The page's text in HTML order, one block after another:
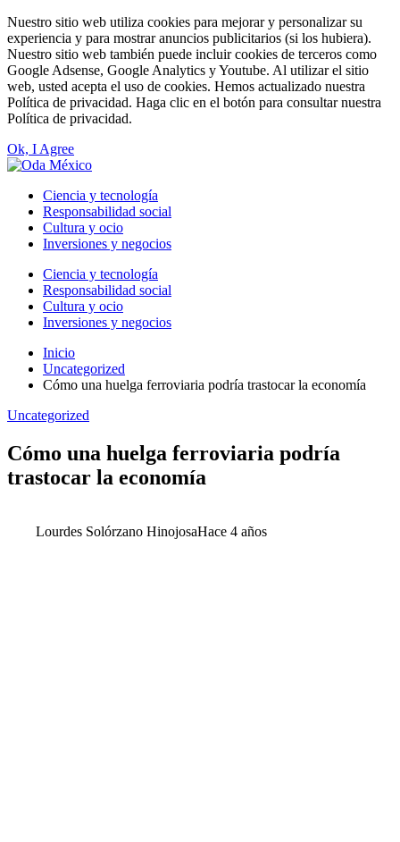
Nuestro sitio web utiliza cookies para mejorar y personalizar su
experiencia y para mostrar anuncios publicitarios (si los hubiera).
Nuestro sitio web también puede incluir cookies de terceros como
Google Adsense, Google Analytics y Youtube. Al utilizar el sitio
web, usted acepta el uso de cookies. Hemos actualizado nuestra
Política de privacidad. Haga clic en el botón para consultar nuestra
Política de privacidad.
Ok, I Agree
Ciencia y tecnología
Responsabilidad social
Cultura y ocio
Inversiones y negocios
Ciencia y tecnología
Responsabilidad social
Cultura y ocio
Inversiones y negocios
Inicio
Uncategorized
Cómo una huelga ferroviaria podría trastocar la economía
Uncategorized
Cómo una huelga ferroviaria podría
trastocar la economía
Lourdes Solórzano HinojosaHace 4 años